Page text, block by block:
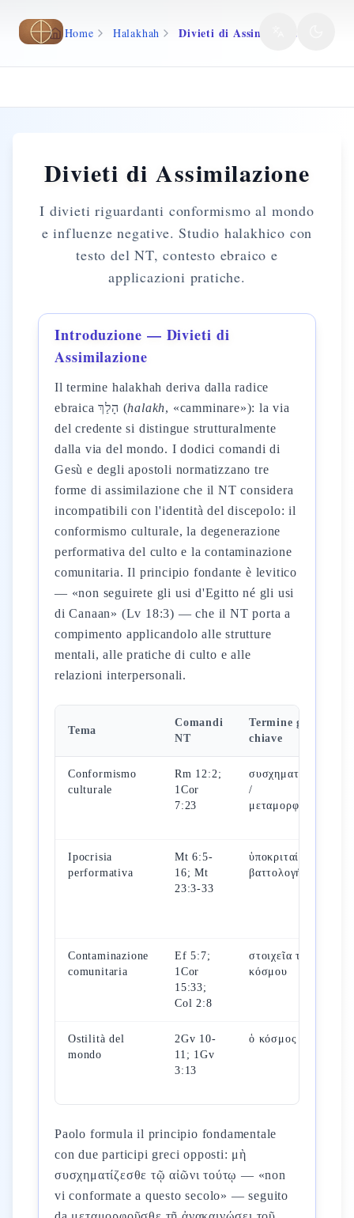
Vai al contenuto principale
Home Halakhah Divieti di Assimilazione
Divieti di Assimilazione
I divieti riguardanti conformismo al mondo
e influenze negative. Studio halakhico con
testo del NT, contesto ebraico e
applicazioni pratiche.
Introduzione — Divieti di
Assimilazione
Il termine halakhah deriva dalla radice
ebraica הָלַךְ (halakh, «camminare»): la via
del credente si distingue strutturalmente
dalla via del mondo. I dodici comandi di
Gesù e degli apostoli normatizzano tre
forme di assimilazione che il NT considera
incompatibili con l'identità del discepolo: il
conformismo culturale, la degenerazione
performativa del culto e la contaminazione
comunitaria. Il principio fondante è levitico
— «non seguirete gli usi d'Egitto né gli usi
di Canaan» (Lv 18:3) — che il NT porta a
compimento applicandolo alle strutture
mentali, alle pratiche di culto e alle
relazioni interpersonali.
Tema
Comandi
NT
Termine greco
chiave
Conformismo
culturale
Rm 12:2;
1Cor
7:23
συσχηματίζεσθε
/
μεταμορφοῦσθε
Ipocrisia
performativa
Mt 6:5-
16; Mt
23:3-33
ὑποκριταί /
βαττολογήσητε
Contaminazione
comunitaria
Ef 5:7;
1Cor
15:33;
Col 2:8
στοιχεῖα τοῦ
κόσμου
Ostilità del
mondo
2Gv 10-
11; 1Gv
3:13
ὁ κόσμος
Paolo formula il principio fondamentale
con due participi greci opposti: μὴ
συσχηματίζεσθε τῷ αἰῶνι τούτῳ — «non
vi conformate a questo secolo» — seguito